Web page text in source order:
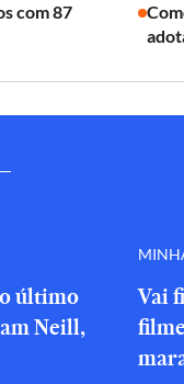
com 87
último
Neill,
Vai